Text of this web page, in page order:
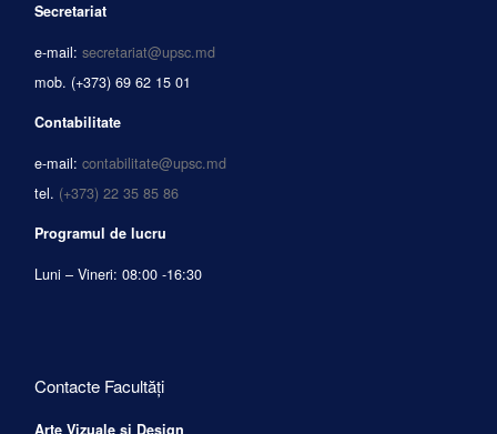
Secretariat
e-mail: secretariat@upsc.md
mob. (+373) 69 62 15 01
Contabilitate
e-mail: contabilitate@upsc.md
tel. (+373) 22 35 85 86
Programul de lucru
Luni – Vineri: 08:00 -16:30
Contacte Facultăți
Arte Vizuale și Design